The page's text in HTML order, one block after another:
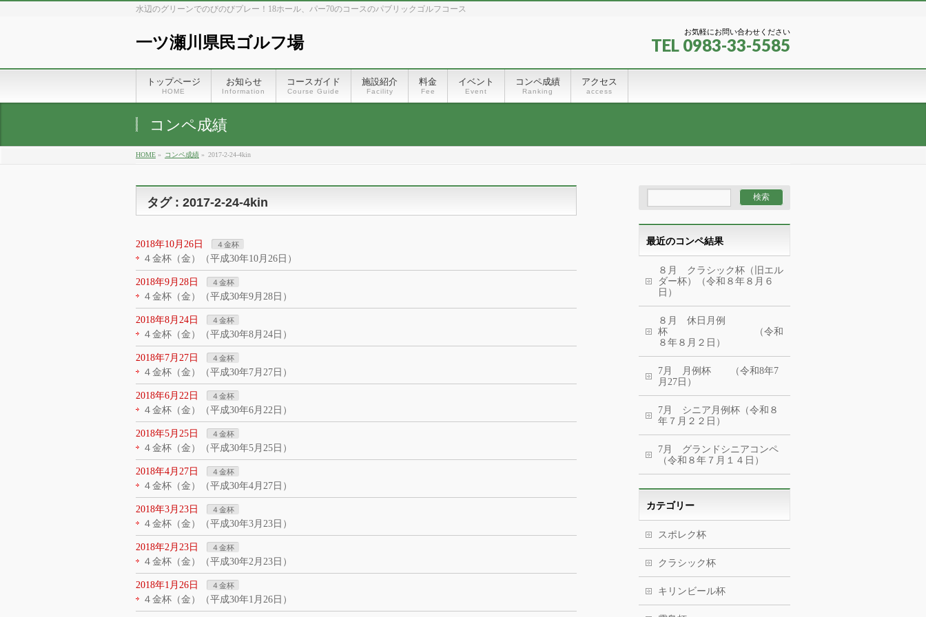
水辺のグリーンでのびのびプレー！18ホール、パー70のコースのパブリックゴルフコース
一ツ瀬川県民ゴルフ場
お気軽にお問い合わせください
TEL 0983-33-5585
トップページ
HOME
お知らせ
Information
コースガイド
Course Guide
施設紹介
Facility
料金
Fee
イベント
Event
コンペ成績
Ranking
アクセス
access
コンペ成績
HOME » コンペ成績 » 2017-2-24-4kin
タグ : 2017-2-24-4kin
2018年10月26日 ４金杯
４金杯（金）（平成30年10月26日）
2018年9月28日 ４金杯
４金杯（金）（平成30年9月28日）
2018年8月24日 ４金杯
４金杯（金）（平成30年8月24日）
2018年7月27日 ４金杯
４金杯（金）（平成30年7月27日）
2018年6月22日 ４金杯
４金杯（金）（平成30年6月22日）
2018年5月25日 ４金杯
４金杯（金）（平成30年5月25日）
2018年4月27日 ４金杯
４金杯（金）（平成30年4月27日）
2018年3月23日 ４金杯
４金杯（金）（平成30年3月23日）
2018年2月23日 ４金杯
４金杯（金）（平成30年2月23日）
2018年1月26日 ４金杯
４金杯（金）（平成30年1月26日）
最近のコンペ結果
８月 クラシック杯（旧エル
ダー杯）（令和８年８月６
日）
８月 休日月例
杯 （令和
８年８月２日）
7月 月例杯 （令和8年7
月27日）
7月 シニア月例杯（令和８
年７月２２日）
7月 グランドシニアコンペ
（令和８年７月１４日）
カテゴリー
スポレク杯
クラシック杯
キリンビール杯